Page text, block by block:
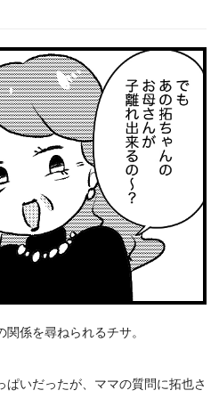
係を尋ねられるチサ。
ぱいだったが、ママの質問に拓也さ